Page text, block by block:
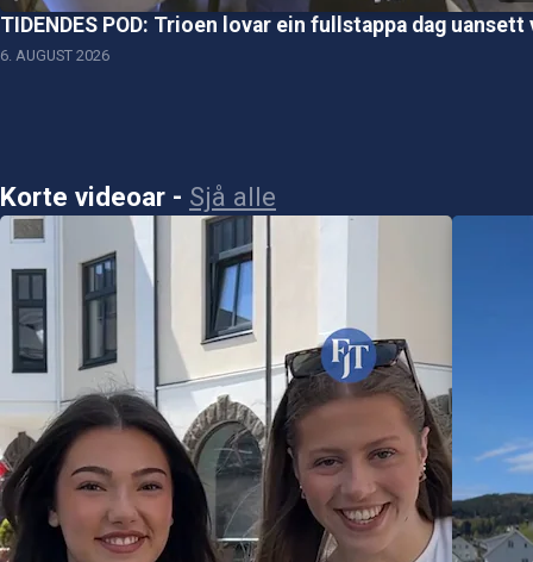
TIDENDES POD: Trioen lovar ein fullstappa dag uansett
6. AUGUST 2026
Korte videoar - Sjå alle